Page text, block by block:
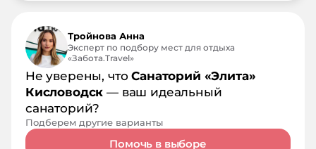
огромное количество! Элита на их
конкуренции! Нам его
посоветовали знакомые супруги...
Поэтому, мы не стали заниматься
подбором оптимального
санатория... А зря! Лучше не
пожалеть своего времени на поиск
санатория и внимательно изучить
все отзывы и информацию, чем
потом сильно пожалеть о своем
Тройнова Анна
Эксперт по подбору мест для отдыха
«Забота.Travel»
Не уверены, чтоСанаторий «Элита»
Кисловодск — ваш идеальный
санаторий?
Подберем другие варианты
Помочь в выборе